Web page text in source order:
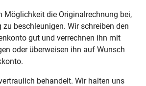
Möglichkeit die Originalrechnung bei,
zu beschleunigen. Wir schreiben den
gut und verrechnen ihn mit
oder überweisen ihn auf Wunsch
behandelt. Wir halten uns